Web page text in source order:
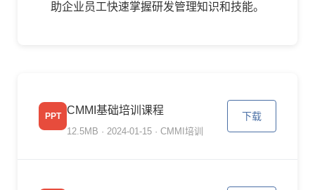
助企业员工快速掌握研发管理知识和技能。
PPT CMMI基础培训课程
12.5MB · 2024-01-15 · CMMI培训
下载